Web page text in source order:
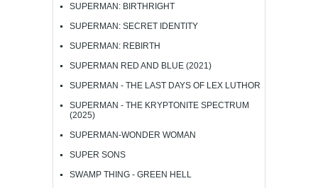
SUPERMAN: BIRTHRIGHT
SUPERMAN: SECRET IDENTITY
SUPERMAN: REBIRTH
SUPERMAN RED AND BLUE (2021)
SUPERMAN - THE LAST DAYS OF LEX LUTHOR
SUPERMAN - THE KRYPTONITE SPECTRUM
(2025)
SUPERMAN-WONDER WOMAN
SUPER SONS
SWAMP THING - GREEN HELL